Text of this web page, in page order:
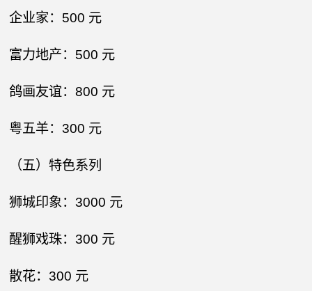
企业家：500 元​
富力地产：500 元​
鸽画友谊：800 元​
粤五羊：300 元​
（五）特色系列​
狮城印象：3000 元​
醒狮戏珠：300 元​
散花：300 元​